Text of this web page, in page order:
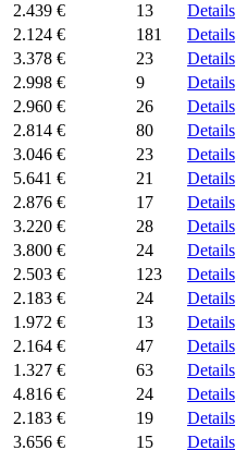
2.439 € 13
Details
2.124 € 181
Details
3.378 € 23
Details
2.998 € 9
Details
2.960 € 26
Details
2.814 € 80
Details
3.046 € 23
Details
5.641 € 21
Details
2.876 € 17
Details
3.220 € 28
Details
3.800 € 24
Details
2.503 € 123
Details
2.183 € 24
Details
1.972 € 13
Details
2.164 € 47
Details
1.327 € 63
Details
4.816 € 24
Details
2.183 € 19
Details
3.656 € 15
Details